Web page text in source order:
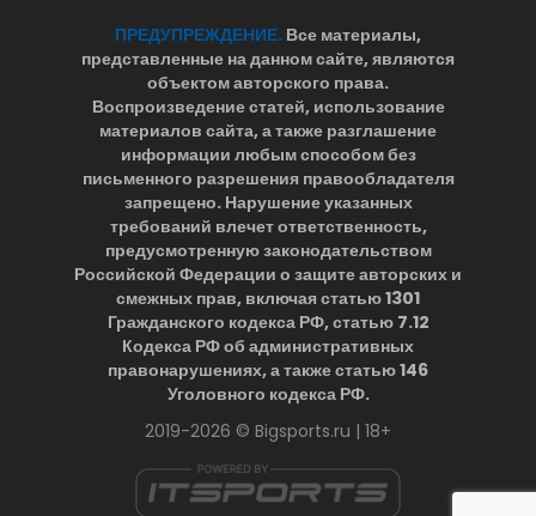
ПРЕДУПРЕЖДЕНИЕ. Все материалы,
представленные на данном сайте, являются
объектом авторского права.
Воспроизведение статей, использование
материалов сайта, а также разглашение
информации любым способом без
письменного разрешения правообладателя
запрещено. Нарушение указанных
требований влечет ответственность,
предусмотренную законодательством
Российской Федерации о защите авторских и
смежных прав, включая статью 1301
Гражданского кодекса РФ, статью 7.12
Кодекса РФ об административных
правонарушениях, а также статью 146
Уголовного кодекса РФ.
2019-2026 © Bigsports.ru | 18+